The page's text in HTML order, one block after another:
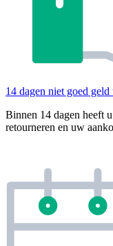
14 dagen niet goed geld
Binnen 14 dagen heeft
retourneren en uw